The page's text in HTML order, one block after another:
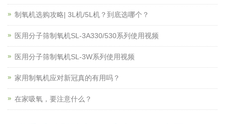
制氧机选购攻略| 3L机/5L机？到底选哪个？
医用分子筛制氧机SL-3A330/530系列使用视频
医用分子筛制氧机SL-3W系列使用视频
家用制氧机应对新冠真的有用吗？
在家吸氧，要注意什么？